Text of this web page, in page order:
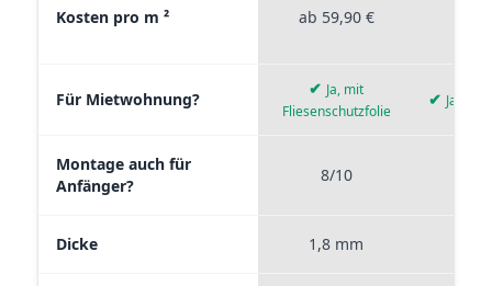
Kosten pro m ² ab 59,90 €
Für Mietwohnung?
✔ Ja, mit
Fliesenschutzfolie
✔ Ja,
Montage auch für
Anfänger?
8/10
Dicke 1,8 mm